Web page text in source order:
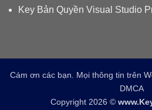
Key Bản Quyền Visual Studio
Cám ơn các bạn. Mọi thông tin trên
DMCA
Copyright 2026 ©